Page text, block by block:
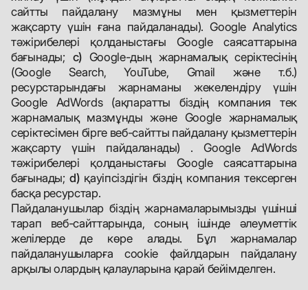
сайтты пайдалану мазмұны мен қызметтерін
жақсарту үшін ғана пайдаланады). Google Analytics
тәжірибелері қолданыстағы Google саясаттарына
бағынады; c)Google-дың жарнамалық серіктесінің
(Google Search, YouTube, Gmail және т.б.)
ресурстарындағы жарнаманы жекелендіру үшін
Google AdWords (ақпаратты біздің компания тек
жарнамалық мазмұнды және Google жарнамалық
серіктесімен бірге веб-сайтты пайдалану қызметтерін
жақсарту үшін пайдаланады) . Google AdWords
тәжірибелері қолданыстағы Google саясаттарына
бағынады;d)қауіпсіздігін біздің компания тексерген
басқа ресурстар.
Пайдаланушылар біздің жарнамаларымызды үшінші
тарап веб-сайттарында, соның ішінде әлеуметтік
желілерде де көре алады. Бұл жарнамалар
пайдаланушыларға cookie файлдарын пайдалану
арқылы олардың қалауларына қарай бейімделген.